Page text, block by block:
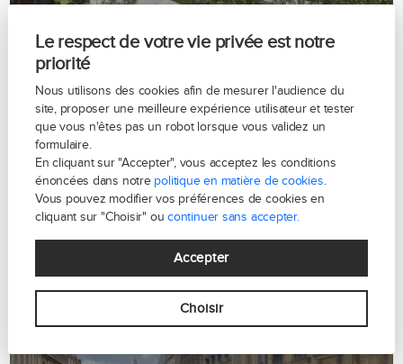
Le respect de votre vie privée est notre
priorité
Nous utilisons des cookies afin de mesurer l'audience du
site, proposer une meilleure expérience utilisateur et tester
que vous n'êtes pas un robot lorsque vous validez un
formulaire.
En cliquant sur "Accepter", vous acceptez les conditions
énoncées dans notre politique en matière de cookies.
Vous pouvez modifier vos préférences de cookies en
cliquant sur "Choisir" oucontinuer sans accepter.
Accepter
Choisir